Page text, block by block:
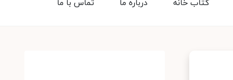
تماس با ما درباره ما کتاب خانه